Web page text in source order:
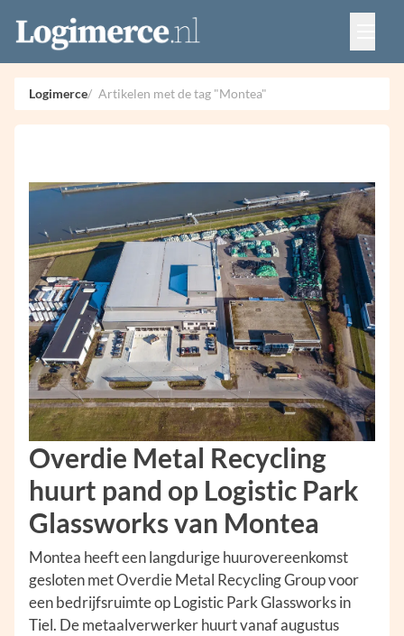
Vacatures
Events
Adverteren
Partners
Logimerce Artikelen met de tag "Montea"
Overdie Metal Recycling
huurt pand op Logistic Park
Glassworks van Montea
Montea heeft een langdurige huurovereenkomst
gesloten met Overdie Metal Recycling Group voor
een bedrijfsruimte op Logistic Park Glassworks in
Tiel. De metaalverwerker huurt vanaf augustus